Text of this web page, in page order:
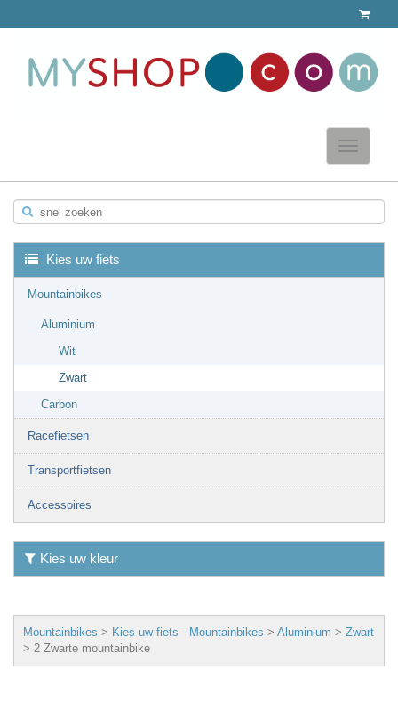
Toggle
snel zoeken
Kies uw fiets
Mountainbikes
Aluminium
Wit
Zwart
Carbon
Racefietsen
Transportfietsen
Accessoires
Kies uw kleur
Mountainbikes > Kies uw fiets - Mountainbikes > Aluminium > Zwart
> 2 Zwarte mountainbike